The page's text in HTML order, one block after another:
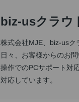
biz-usクラウ
株式会社MJE、biz-usク
日々、お客様からのお
操作でのPCサポート対
対応しています。